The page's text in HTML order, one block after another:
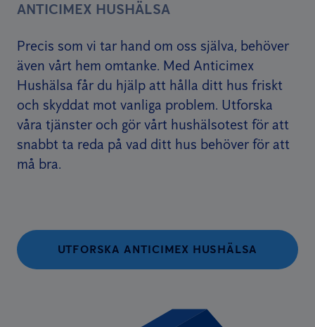
ANTICIMEX HUSHÄLSA
Precis som vi tar hand om oss själva, behöver
även vårt hem omtanke. Med Anticimex
Hushälsa får du hjälp att hålla ditt hus friskt
och skyddat mot vanliga problem. Utforska
våra tjänster och gör vårt hushälsotest för att
snabbt ta reda på vad ditt hus behöver för att
må bra.
UTFORSKA ANTICIMEX HUSHÄLSA